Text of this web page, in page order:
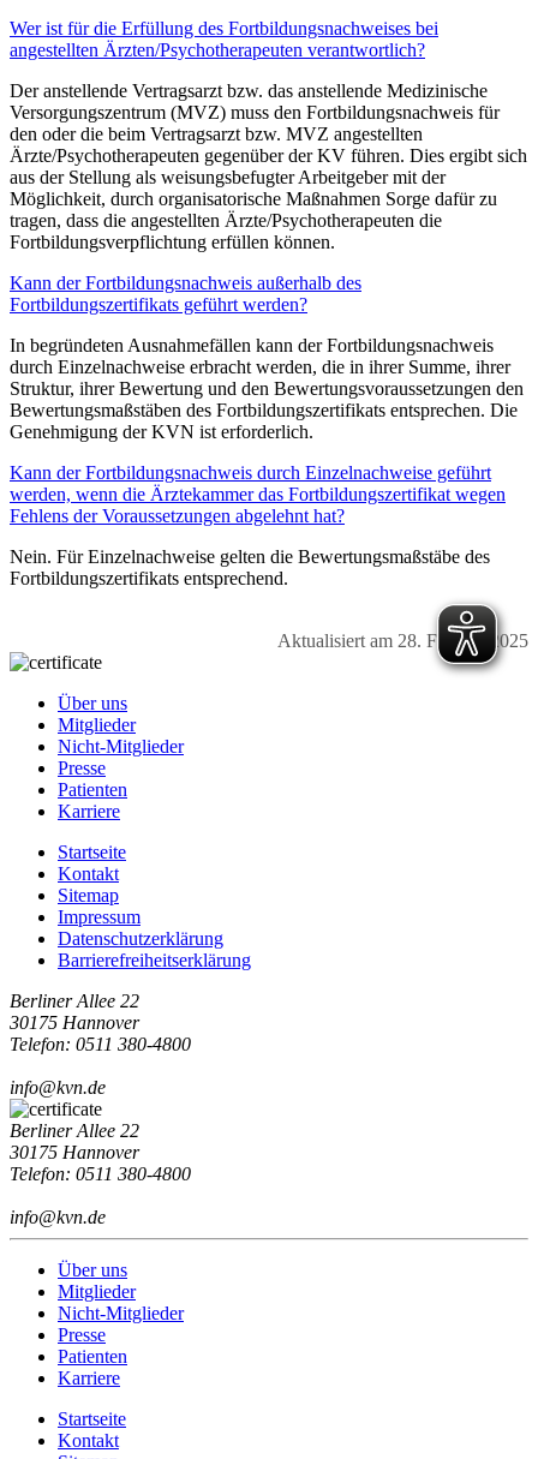
Wer ist für die Erfüllung des Fortbildungsnachweises bei
angestellten Ärzten/Psychotherapeuten verantwortlich?
Der anstellende Vertragsarzt bzw. das anstellende Medizinische
Versorgungszentrum (MVZ) muss den Fortbildungsnachweis für
den oder die beim Vertragsarzt bzw. MVZ angestellten
Ärzte/Psychotherapeuten gegenüber der KV führen. Dies ergibt sich
aus der Stellung als weisungsbefugter Arbeitgeber mit der
Möglichkeit, durch organisatorische Maßnahmen Sorge dafür zu
tragen, dass die angestellten Ärzte/Psychotherapeuten die
Fortbildungsverpflichtung erfüllen können.
Kann der Fortbildungsnachweis außerhalb des
Fortbildungszertifikats geführt werden?
In begründeten Ausnahmefällen kann der Fortbildungsnachweis
durch Einzelnachweise erbracht werden, die in ihrer Summe, ihrer
Struktur, ihrer Bewertung und den Bewertungsvoraussetzungen den
Bewertungsmaßstäben des Fortbildungszertifikats entsprechen. Die
Genehmigung der KVN ist erforderlich.
Kann der Fortbildungsnachweis durch Einzelnachweise geführt
werden, wenn die Ärztekammer das Fortbildungszertifikat wegen
Fehlens der Voraussetzungen abgelehnt hat?
Nein. Für Einzelnachweise gelten die Bewertungsmaßstäbe des
Fortbildungszertifikats entsprechend.
Aktualisiert am 28. Februar 2025
Über uns
Mitglieder
Nicht-Mitglieder
Presse
Patienten
Karriere
Startseite
Kontakt
Sitemap
Impressum
Datenschutzerklärung
Barrierefreiheitserklärung
Berliner Allee 22
30175 Hannover
Telefon: 0511 380-4800
info@kvn.de
Berliner Allee 22
30175 Hannover
Telefon: 0511 380-4800
info@kvn.de
Über uns
Mitglieder
Nicht-Mitglieder
Presse
Patienten
Karriere
Startseite
Kontakt